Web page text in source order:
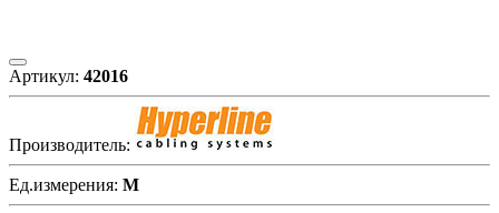
Артикул: 42016
Производитель:
Ед.измерения: М